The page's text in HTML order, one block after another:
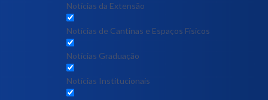
Notícias da Extensão
Notícias de Cantinas e Espaços Físicos
Notícias Graduação
Notícias Institucionais